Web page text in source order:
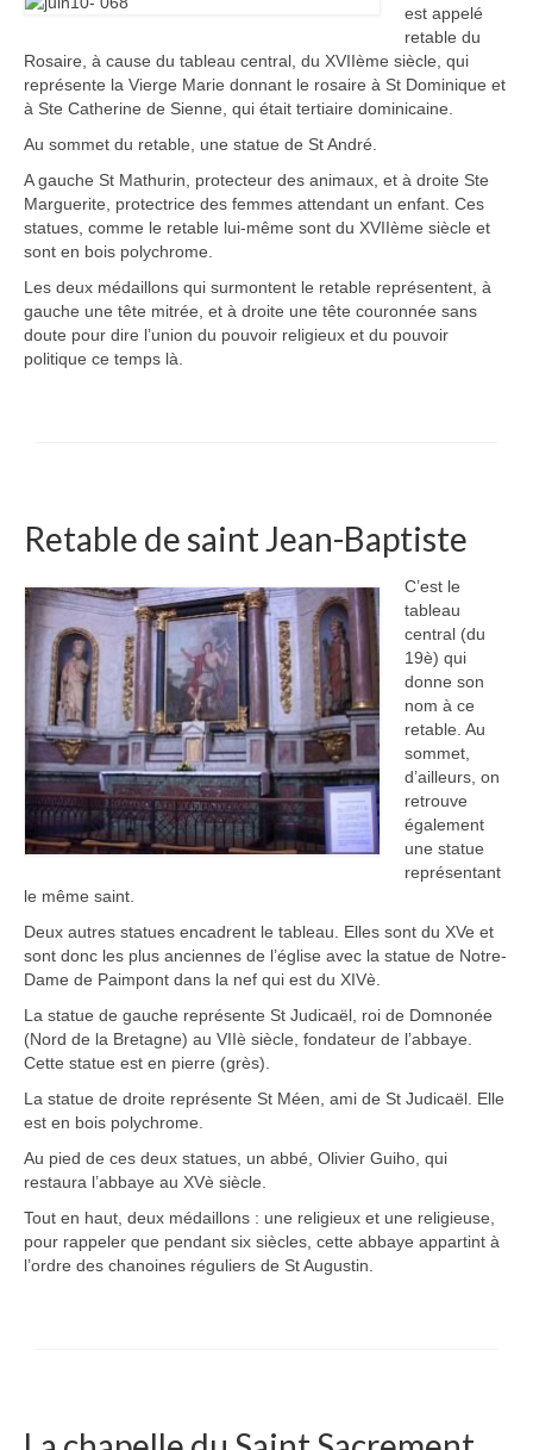
est appelé
retable du
Rosaire, à cause du tableau central, du XVIIème siècle, qui
représente la Vierge Marie donnant le rosaire à St Dominique et
à Ste Catherine de Sienne, qui était tertiaire dominicaine.
Au sommet du retable, une statue de St André.
A gauche St Mathurin, protecteur des animaux, et à droite Ste
Marguerite, protectrice des femmes attendant un enfant. Ces
statues, comme le retable lui-même sont du XVIIème siècle et
sont en bois polychrome.
Les deux médaillons qui surmontent le retable représentent, à
gauche une tête mitrée, et à droite une tête couronnée sans
doute pour dire l’union du pouvoir religieux et du pouvoir
politique ce temps là.
Retable de saint Jean-Baptiste
C’est le
tableau
central (du
19è) qui
donne son
nom à ce
retable. Au
sommet,
d’ailleurs, on
retrouve
également
une statue
représentant
le même saint.
Deux autres statues encadrent le tableau. Elles sont du XVe et
sont donc les plus anciennes de l’église avec la statue de Notre-
Dame de Paimpont dans la nef qui est du XIVè.
La statue de gauche représente St Judicaël, roi de Domnonée
(Nord de la Bretagne) au VIIè siècle, fondateur de l’abbaye.
Cette statue est en pierre (grès).
La statue de droite représente St Méen, ami de St Judicaël. Elle
est en bois polychrome.
Au pied de ces deux statues, un abbé, Olivier Guiho, qui
restaura l’abbaye au XVè siècle.
Tout en haut, deux médaillons : une religieux et une religieuse,
pour rappeler que pendant six siècles, cette abbaye appartint à
l’ordre des chanoines réguliers de St Augustin.